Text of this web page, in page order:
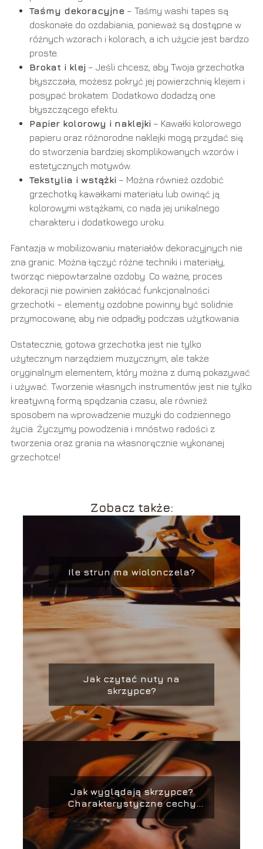
Taśmy dekoracyjne– Taśmy washi tapes są
doskonałe do ozdabiania, ponieważ są dostępne w
różnych wzorach i kolorach, a ich użycie jest bardzo
proste.
Brokat i klej – Jeśli chcesz, aby Twoja grzechotka
błyszczała, możesz pokryć jej powierzchnię klejem i
posypać brokatem. Dodatkowo dodadzą one
błyszczącego efektu.
Papier kolorowy i naklejki – Kawałki kolorowego
papieru oraz różnorodne naklejki mogą przydać się
do stworzenia bardziej skomplikowanych wzorów i
estetycznych motywów.
Tekstylia i wstążki – Można również ozdobić
grzechotkę kawałkami materiału lub owinąć ją
kolorowymi wstążkami, co nada jej unikalnego
charakteru i dodatkowego uroku.
Fantazja w mobilizowaniu materiałów dekoracyjnych nie
zna granic. Można łączyć różne techniki i materiały,
tworząc niepowtarzalne ozdoby. Co ważne, proces
dekoracji nie powinien zakłócać funkcjonalności
grzechotki – elementy ozdobne powinny być solidnie
przymocowane, aby nie odpadły podczas użytkowania.
Ostatecznie, gotowa grzechotka jest nie tylko
użytecznym narzędziem muzycznym, ale także
oryginalnym elementem, który można z dumą pokazywać
i używać. Tworzenie własnych instrumentów jest nie tylko
kreatywną formą spędzania czasu, ale również
sposobem na wprowadzenie muzyki do codziennego
życia. Życzymy powodzenia i mnóstwo radości z
tworzenia oraz grania na własnoręcznie wykonanej
grzechotce!
Zobacz także:
Ile strun ma wiolonczela?
Jak czytać nuty na
skrzypce?
Jak wyglądają skrzypce?
Charakterystyczne cechy
budowy